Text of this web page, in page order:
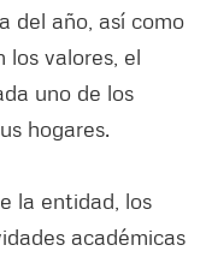
del año, así como
los valores, el
uno de los
hogares.
la entidad, los
académicas